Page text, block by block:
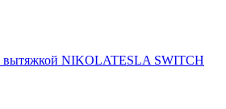
вытяжкой NIKOLATESLA SWITCH